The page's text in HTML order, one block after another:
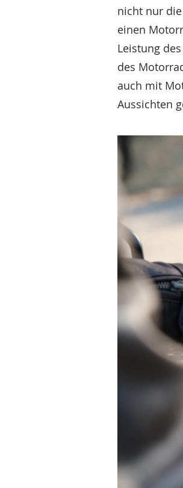
nicht nur
einen
Leistung
des
auch mit
Aussichten